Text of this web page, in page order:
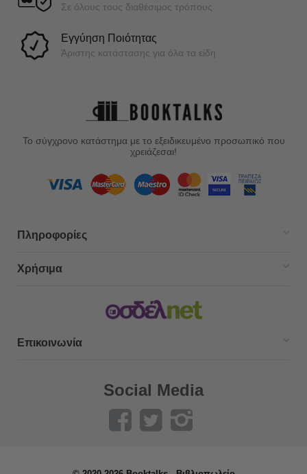
Σε όλους τους διαθέσιμος τρόπους
Εγγύηση Ποιότητας
Άριστης κατάστασης για όλα τα είδη
Το σύγχρονο κατάστημα με το εξειδικευμένο προσωπικό που
χρειάζεσαι!
Πληροφορίες
Χρήσιμα
Επικοινωνία
Social Media